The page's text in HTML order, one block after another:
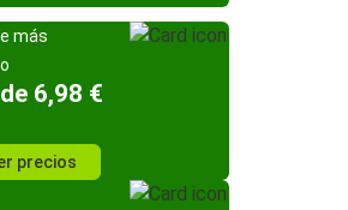
más
6,98 €
precios